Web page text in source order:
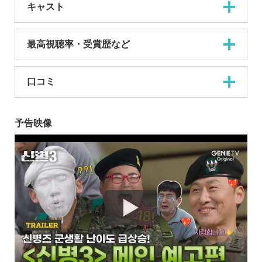
キャスト
最高視聴率・受賞歴など
口コミ
予告映像